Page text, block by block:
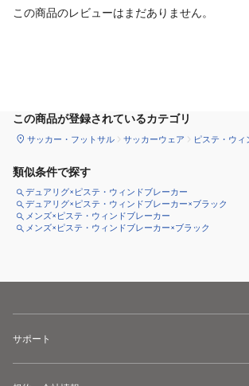
この商品のレビューはまだありません。
この商品が登録されているカテゴリ
サッカー・フットサル サッカーウェア ピステ・ウ
類似条件で探す
デュアリグ×ピステ・ウィンドブレーカー
デュアリグ×ピステ・ウィンドブレーカー×ブラック
メンズ×ピステ・ウィンドブレーカー
メンズ×ピステ・ウィンドブレーカー×ブラック
サポート